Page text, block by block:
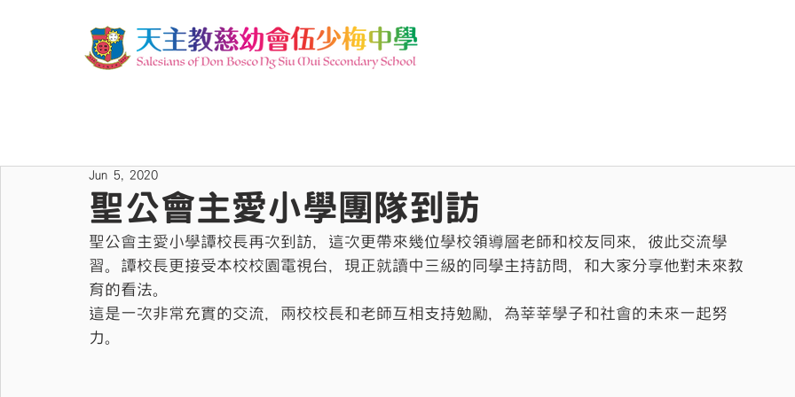
聖公會主愛小學團隊到訪
Jun 5, 2020
聖公會主愛小學譚校長再次到訪，這次更帶來幾位學校領導層老師和校友同來，彼此交流學
習。譚校長更接受本校校園電視台，現正就讀中三級的同學主持訪問，和大家分享他對未來教
育的看法。
這是一次非常充實的交流，兩校校長和老師互相支持勉勵，為莘莘學子和社會的未來一起努
力。